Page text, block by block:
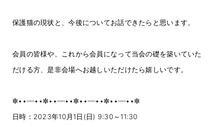
保護猫の現状と、今後についてお話できたらと思います。
会員の皆様や、これから会員になって当会の礎を築いていた
だける方、是非会場へお越しいただけたら嬉しいです。
✼••┈┈••✼••┈┈••✼••┈┈••✼••┈┈••✼
日時：2023年10月1日(日) 9:30～11:30